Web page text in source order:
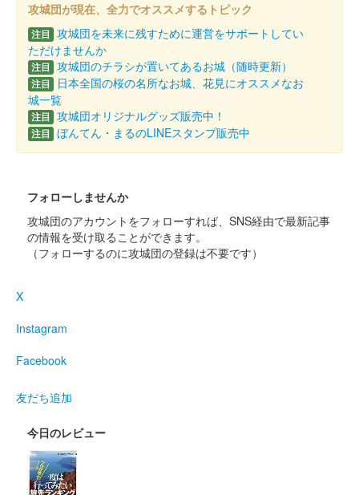
碓氷峠城 御城印 前田利家夏限定版
限定50枚
碓氷峠城 御城印 春限定版
碓氷峠城 御城印
碓氷峠城 御城印 令和五年秋限定版
碓氷峠城 御城印
碓氷峠城 御城印
攻城団が現在、全力でオススメするトピック
注目 攻城団を未来に残すために運営をサポートしてい
ただけませんか
注目 攻城団のチラシが置いてあるお城（随時更新）
注目
日本全国の桜の名所なお城、花見にオススメなお
城一覧
注目 攻城団オリジナルグッズ販売中！
注目 ぼんてん・まるのLINEスタンプ販売中
フォローしませんか
攻城団のアカウントをフォローすれば、SNS経由で最新記事
の情報を受け取ることができます。
（フォローするのに攻城団の登録は不要です）
X
Instagram
Facebook
友だち追加
今日のレビュー